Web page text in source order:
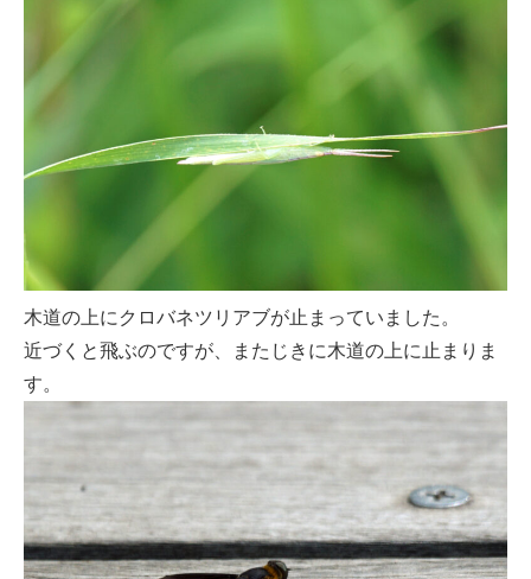
木道の上にクロバネツリアブが止まっていました。
近づくと飛ぶのですが、またじきに木道の上に止まりま
す。